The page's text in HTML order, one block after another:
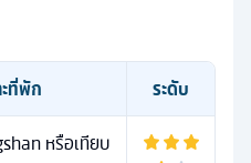
ที่พัก ระดับ
หรือเทียบ